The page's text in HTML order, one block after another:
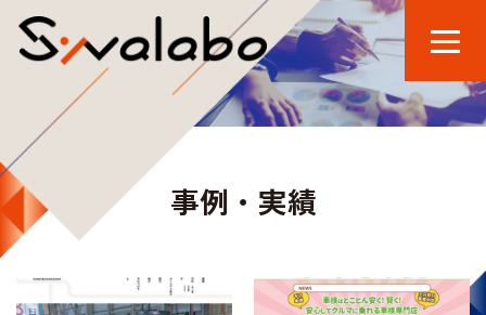
事例・実績